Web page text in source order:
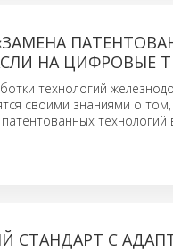
НА ЦИФРОВЫЕ
технологий
своими знаниями о том,
С